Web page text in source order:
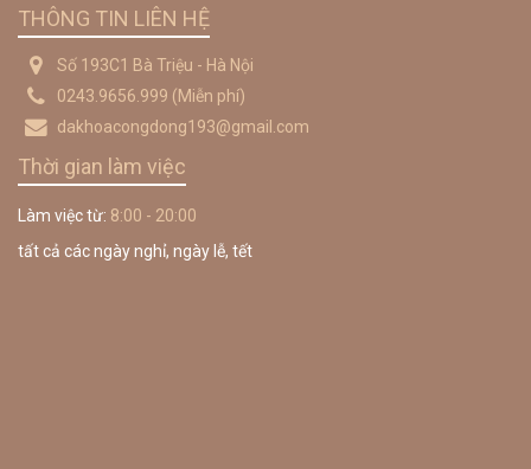
THÔNG TIN LIÊN HỆ
Số 193C1 Bà Triệu - Hà Nội
0243.9656.999 (Miễn phí)
dakhoacongdong193@gmail.com
Thời gian làm việc
Làm việc từ: 8:00 - 20:00
tất cả các ngày nghỉ, ngày lễ, tết